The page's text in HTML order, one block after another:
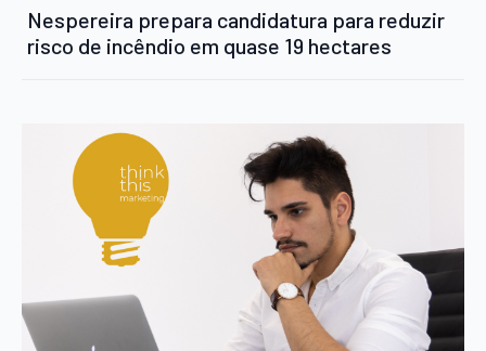
Nespereira prepara candidatura para reduzir
risco de incêndio em quase 19 hectares